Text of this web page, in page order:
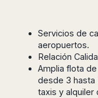
Valencia
Alicante
Castellón
Mallorca
Perugia
Ancona
Rome
Pescara
Naples
Gothenburg
Malmo
Lulea
Kalmar
Kiruna
Muscat
Asia
Antalya
Bangkok
Chicago
Columbus
Dallas
Detroit
Houston
Servicios de
aeropuertos.
Relación
Amplia flota
desde 3 hasta
taxis y alquiler